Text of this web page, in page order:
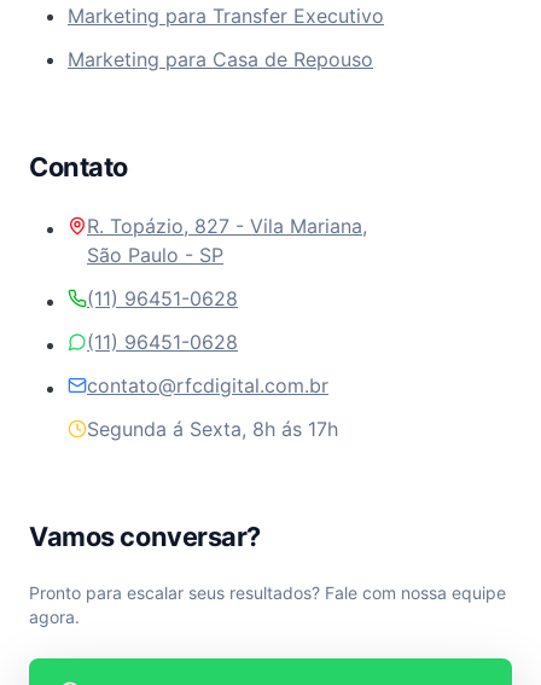
Marketing para Transfer Executivo
Marketing para Casa de Repouso
Contato
R. Topázio, 827 - Vila Mariana,
São Paulo - SP
(11) 96451-0628
(11) 96451-0628
contato@rfcdigital.com.br
Segunda á Sexta, 8h ás 17h
Vamos conversar?
Pronto para escalar seus resultados? Fale com nossa equipe
agora.